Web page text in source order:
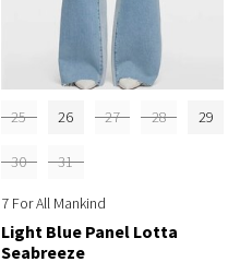
25 26 27 28 29
30 31
7 For All Mankind
Light Blue Panel Lotta
Seabreeze